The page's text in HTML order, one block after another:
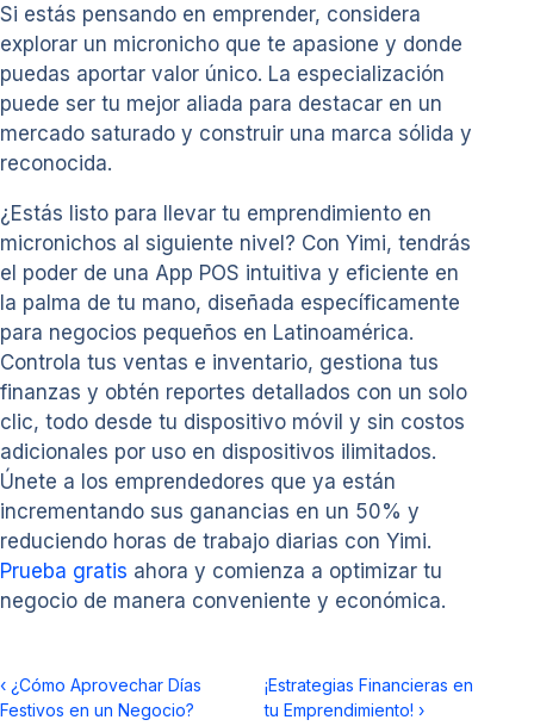
Si estás pensando en emprender, considera
explorar un micronicho que te apasione y donde
puedas aportar valor único. La especialización
puede ser tu mejor aliada para destacar en un
mercado saturado y construir una marca sólida y
reconocida.
¿Estás listo para llevar tu emprendimiento en
micronichos al siguiente nivel? Con Yimi, tendrás
el poder de una App POS intuitiva y eficiente en
la palma de tu mano, diseñada específicamente
para negocios pequeños en Latinoamérica.
Controla tus ventas e inventario, gestiona tus
finanzas y obtén reportes detallados con un solo
clic, todo desde tu dispositivo móvil y sin costos
adicionales por uso en dispositivos ilimitados.
Únete a los emprendedores que ya están
incrementando sus ganancias en un 50% y
reduciendo horas de trabajo diarias con Yimi.
Prueba gratis ahora y comienza a optimizar tu
negocio de manera conveniente y económica.
‹ ¿Cómo Aprovechar Días
Festivos en un Negocio?
¡Estrategias Financieras en
tu Emprendimiento! ›